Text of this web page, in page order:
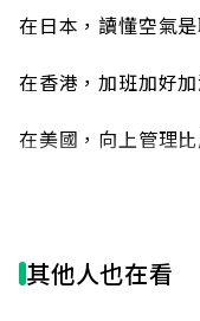
在日本，讀懂空氣
在香港，加班加好
在美國，向上管理
腳闖進外資金融圈
冷暖自知的人性考
其他人也在看